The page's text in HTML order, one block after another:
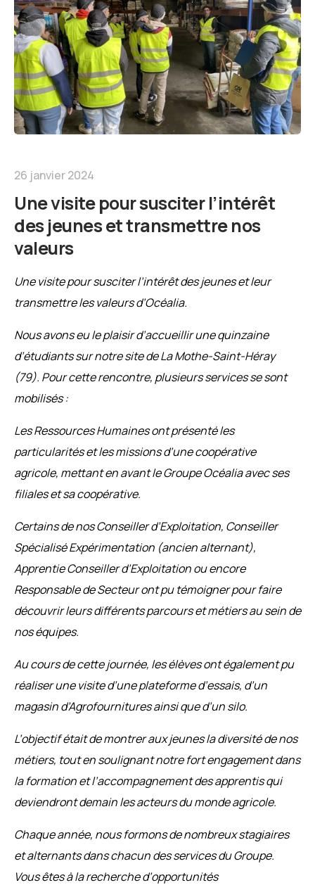
26 janvier 2024
Une visite pour susciter l’intérêt
des jeunes et transmettre nos
valeurs
Une visite pour susciter l’intérêt des jeunes et leur
transmettre les valeurs d’Océalia.
Nous avons eu le plaisir d’accueillir une quinzaine
d’étudiants sur notre site de La Mothe-Saint-Héray
(79). Pour cette rencontre, plusieurs services se sont
mobilisés :
Les Ressources Humaines ont présenté les
particularités et les missions d’une coopérative
agricole, mettant en avant le Groupe Océalia avec ses
filiales et sa coopérative.
Certains de nos Conseiller d’Exploitation, Conseiller
Spécialisé Expérimentation (ancien alternant),
Apprentie Conseiller d’Exploitation ou encore
Responsable de Secteur ont pu témoigner pour faire
découvrir leurs différents parcours et métiers au sein de
nos équipes.
Au cours de cette journée, les élèves ont également pu
réaliser une visite d’une plateforme d’essais, d’un
magasin d’Agrofournitures ainsi que d’un silo.
L’objectif était de montrer aux jeunes la diversité de nos
métiers, tout en soulignant notre fort engagement dans
la formation et l’accompagnement des apprentis qui
deviendront demain les acteurs du monde agricole.
Chaque année, nous formons de nombreux stagiaires
et alternants dans chacun des services du Groupe.
Vous êtes à la recherche d’opportunités